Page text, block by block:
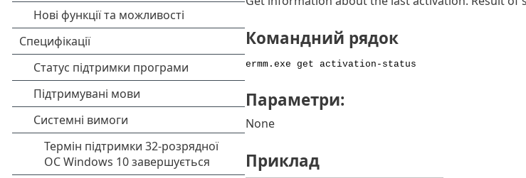
Командний рядок
ermm.exe get activation-status
Параметри:
None
Приклад